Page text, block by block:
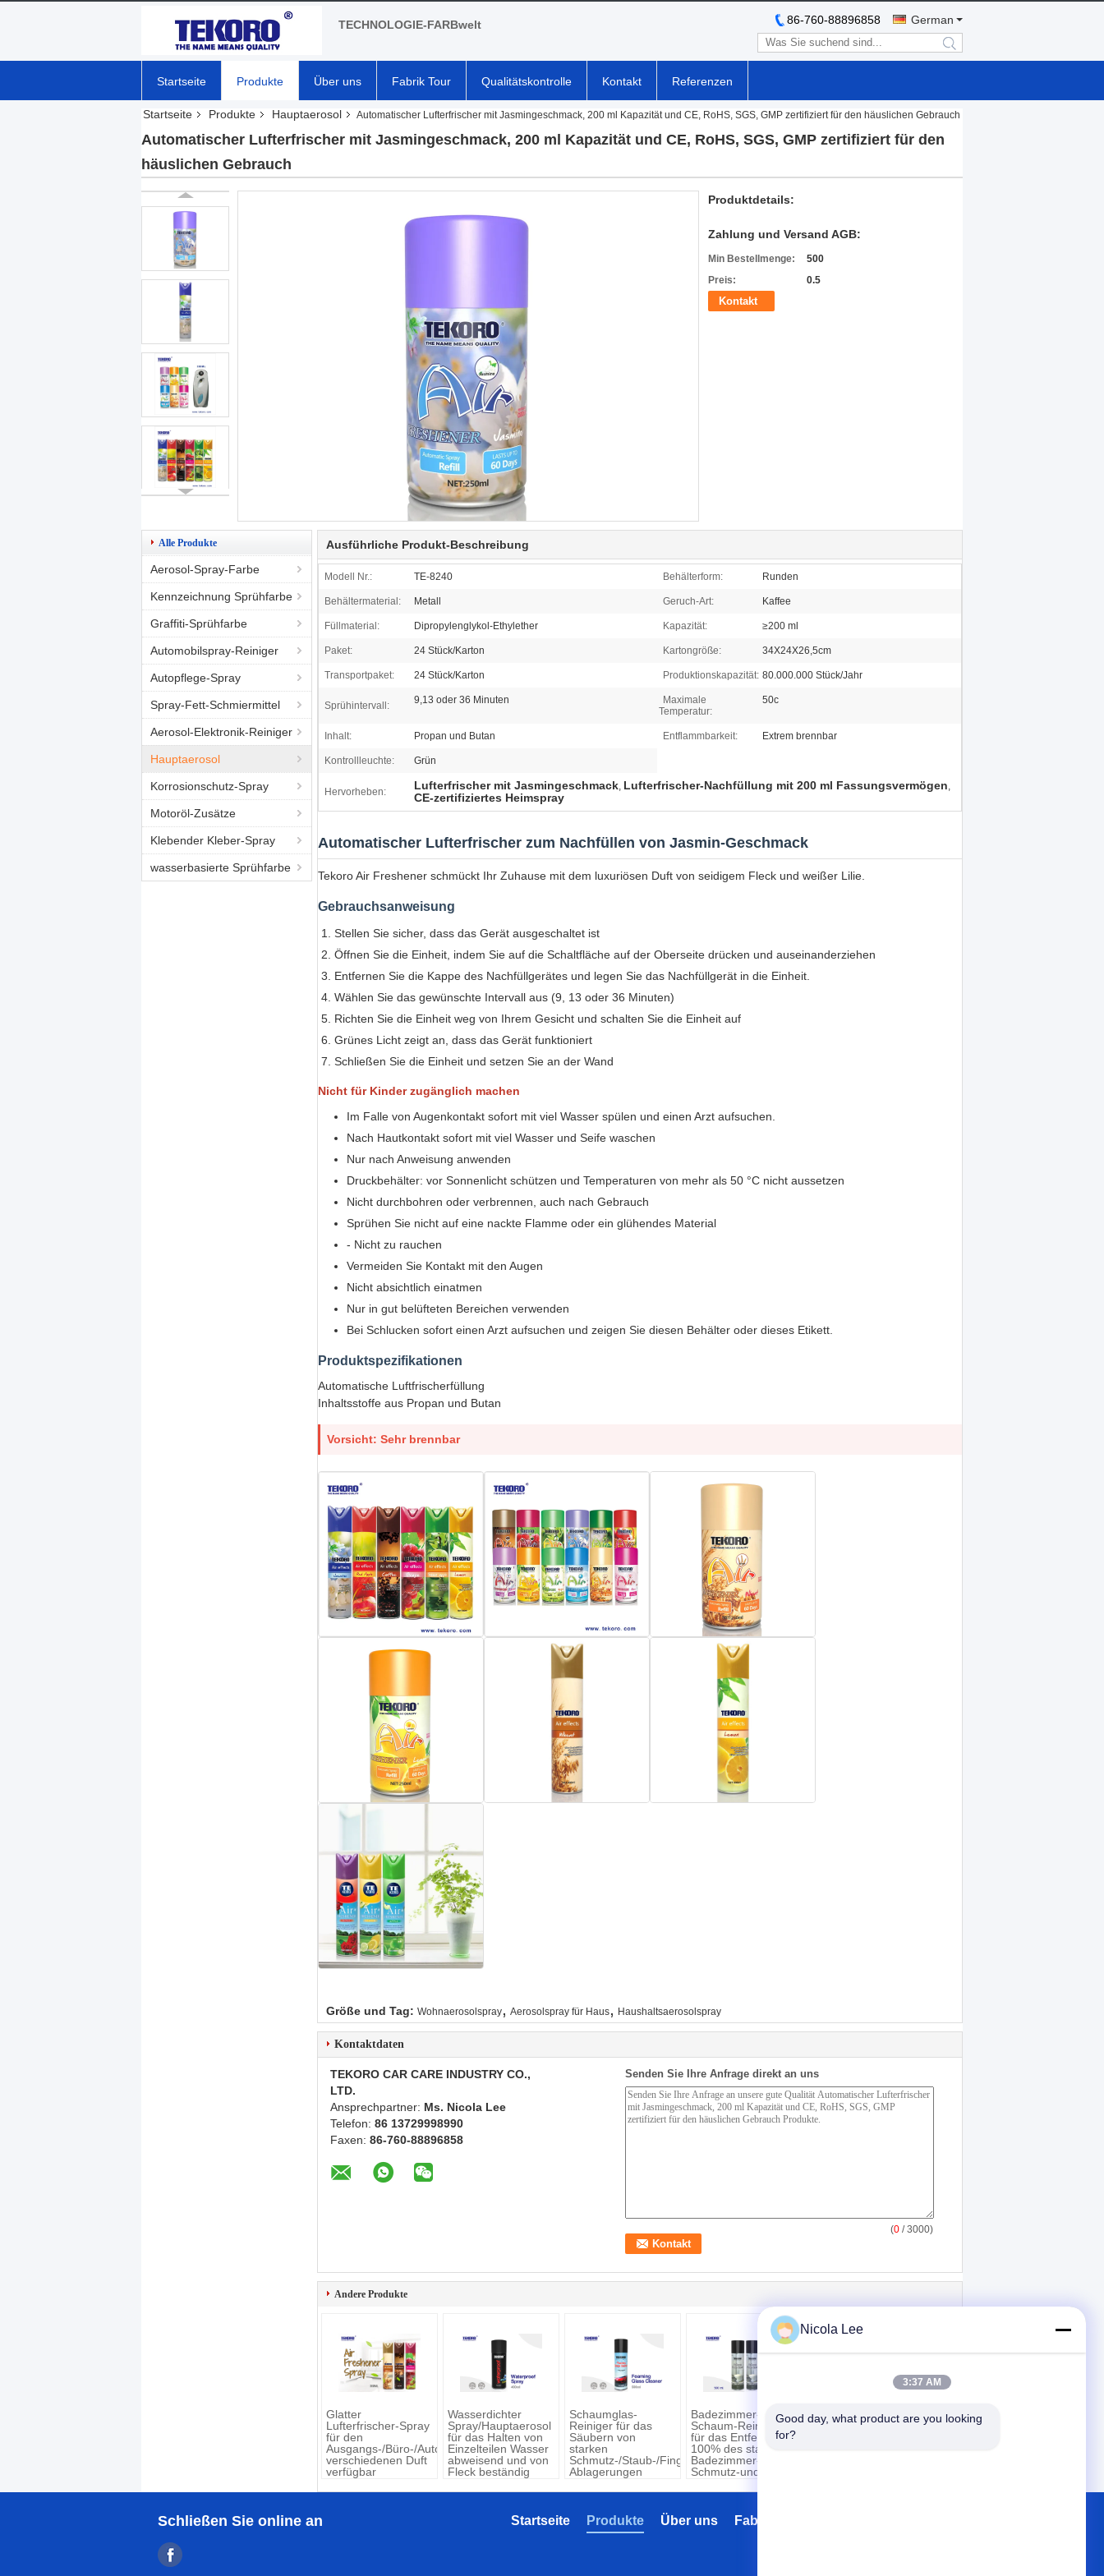
TECHNOLOGIE-FARBwelt German
86-760-88896858
search
Startseite Produkte Über uns Fabrik Tour Qualitätskontrolle Kontakt Referenzen
Startseite Produkte Hauptaerosol Automatischer Lufterfrischer mit Jasmingeschmack, 200 ml Kapazität und CE, RoHS, SGS, GMP zertifiziert für den häuslichen Gebrauch
Automatischer Lufterfrischer mit Jasmingeschmack, 200 ml Kapazität und CE, RoHS, SGS, GMP zertifiziert für den
häuslichen Gebrauch
Produktdetails:
Zahlung und Versand AGB:
Min Bestellmenge:
500
Preis:
0.5
Kontakt
Alle Produkte
Aerosol-Spray-Farbe
Kennzeichnung Sprühfarbe
Graffiti-Sprühfarbe
Automobilspray-Reiniger
Autopflege-Spray
Spray-Fett-Schmiermittel
Aerosol-Elektronik-Reiniger
Hauptaerosol
Korrosionschutz-Spray
Motoröl-Zusätze
Klebender Kleber-Spray
wasserbasierte Sprühfarbe
Ausführliche Produkt-Beschreibung
Modell Nr.: TE-8240 Behälterform: Runden
Behältermaterial: Metall Geruch-Art: Kaffee
Füllmaterial: Dipropylenglykol-Ethylether Kapazität: ≥200 ml
Paket: 24 Stück/Karton Kartongröße: 34X24X26,5cm
Transportpaket: 24 Stück/Karton Produktionskapazität: 80.000.000 Stück/Jahr
Sprühintervall: 9,13 oder 36 Minuten
Maximale
Temperatur:
50c
Inhalt: Propan und Butan Entflammbarkeit: Extrem brennbar
Kontrollleuchte: Grün
Hervorheben: Lufterfrischer mit Jasmingeschmack, Lufterfrischer-Nachfüllung mit 200 ml Fassungsvermögen,
CE-zertifiziertes Heimspray
Automatischer Lufterfrischer zum Nachfüllen von Jasmin-Geschmack
Tekoro Air Freshener schmückt Ihr Zuhause mit dem luxuriösen Duft von seidigem Fleck und weißer Lilie.
Gebrauchsanweisung
Stellen Sie sicher, dass das Gerät ausgeschaltet ist
Öffnen Sie die Einheit, indem Sie auf die Schaltfläche auf der Oberseite drücken und auseinanderziehen
Entfernen Sie die Kappe des Nachfüllgerätes und legen Sie das Nachfüllgerät in die Einheit.
Wählen Sie das gewünschte Intervall aus (9, 13 oder 36 Minuten)
Richten Sie die Einheit weg von Ihrem Gesicht und schalten Sie die Einheit auf
Grünes Licht zeigt an, dass das Gerät funktioniert
Schließen Sie die Einheit und setzen Sie an der Wand
Nicht für Kinder zugänglich machen
Im Falle von Augenkontakt sofort mit viel Wasser spülen und einen Arzt aufsuchen.
Nach Hautkontakt sofort mit viel Wasser und Seife waschen
Nur nach Anweisung anwenden
Druckbehälter: vor Sonnenlicht schützen und Temperaturen von mehr als 50 °C nicht aussetzen
Nicht durchbohren oder verbrennen, auch nach Gebrauch
Sprühen Sie nicht auf eine nackte Flamme oder ein glühendes Material
- Nicht zu rauchen
Vermeiden Sie Kontakt mit den Augen
Nicht absichtlich einatmen
Nur in gut belüfteten Bereichen verwenden
Bei Schlucken sofort einen Arzt aufsuchen und zeigen Sie diesen Behälter oder dieses Etikett.
Produktspezifikationen
Automatische Luftfrischerfüllung
Inhaltsstoffe aus Propan und Butan
Vorsicht: Sehr brennbar
Größe und Tag: Wohnaerosolspray, Aerosolspray für Haus, Haushaltsaerosolspray
Kontaktdaten
TEKORO CAR CARE INDUSTRY CO.,
LTD.
Ansprechpartner: Ms. Nicola Lee
Telefon: 86 13729998990
Faxen: 86-760-88896858
Senden Sie Ihre Anfrage direkt an uns
(0 / 3000)
Andere Produkte
Glatter
Lufterfrischer-Spray
für den
Ausgangs-/Büro-/Auto-
verschiedenen Duft
verfügbar
Wasserdichter
Spray/Hauptaerosol
für das Halten von
Einzelteilen Wasser
abweisend und von
Fleck beständig
Schaumglas-
Reiniger für das
Säubern von
starken
Schmutz-/Staub-/Fingerabdruck-/Dunst-
Ablagerungen
Badezimmer-
Schaum-Reiniger
für das Entfernen
100% des starken
Badezimmer-
Schmutz-und
Hauptmöbel-
Polnisches für die
Schließen Sie online an Fabrik Tour
Über uns
Produkte
Startseite
Nicola Lee
3:37 AM
Good day, what product are you looking
for?